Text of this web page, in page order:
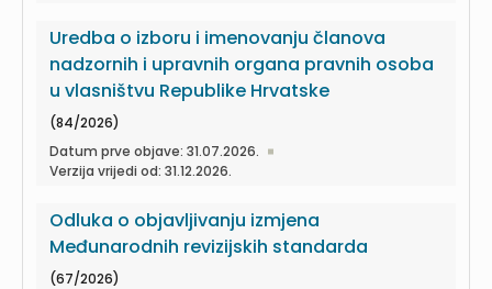
Uredba o izboru i imenovanju članova
nadzornih i upravnih organa pravnih osoba
u vlasništvu Republike Hrvatske
(84/2026)
Datum prve objave: 31.07.2026.
Verzija vrijedi od: 31.12.2026.
Odluka o objavljivanju izmjena
Međunarodnih revizijskih standarda
(67/2026)